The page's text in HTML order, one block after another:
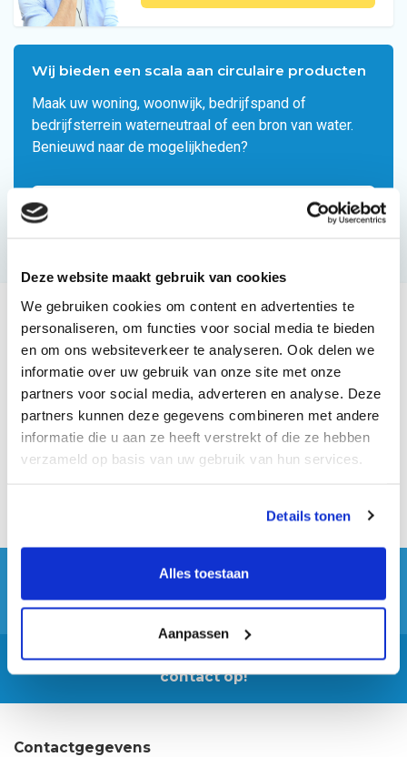
Deze website maakt gebruik van cookies
We gebruiken cookies om content en advertenties te
personaliseren, om functies voor social media te bieden
en om ons websiteverkeer te analyseren. Ook delen we
informatie over uw gebruik van onze site met onze
partners voor social media, adverteren en analyse. Deze
partners kunnen deze gegevens combineren met andere
informatie die u aan ze heeft verstrekt of die ze hebben
verzameld op basis van uw gebruik van hun services.
Details tonen
Alles toestaan
Aanpassen
Wij bieden een scala aan circulaire producten
Maak uw woning, woonwijk, bedrijfspand of
bedrijfsterrein waterneutraal of een bron van water.
Benieuwd naar de mogelijkheden?
Onze partners
Heeft u vragen? Neem dan geheel vrijblijvend
contact op!
Contactgegevens